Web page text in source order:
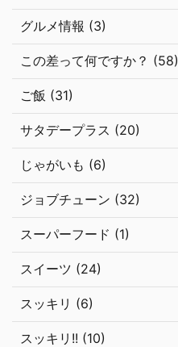
グルメ情報 (3)
この差って何ですか？ (58)
ご飯 (31)
サタデープラス (20)
じゃがいも (6)
ジョブチューン (32)
スーパーフード (1)
スイーツ (24)
スッキリ (6)
スッキリ!! (10)